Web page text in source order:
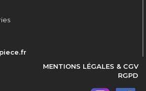
MENTIONS LÉGALES & CGV
RGPD